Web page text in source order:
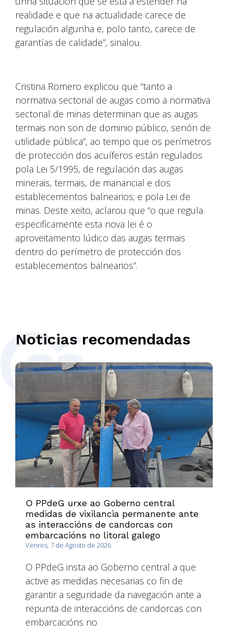
realidade e que na actualidade carece de
regulación algunha e, polo tanto, carece de
garantías de calidade”, sinalou.
Cristina Romero explicou que “tanto a
normativa sectorial de augas como a normativa
sectorial de minas determinan que as augas
termais non son de dominio público, senón de
utilidade pública”, ao tempo que os perímetros
de protección dos acuíferos están regulados
pola Lei 5/1995, de regulación das augas
minerais, termais, de manancial e dos
establecementos balnearios; e pola Lei de
minas. Deste xeito, aclarou que “o que regula
especificamente esta nova lei é o
aproveitamento lúdico das augas termais
dentro do perímetro de protección dos
establecementos balnearios”.
Noticias recomendadas
O PPdeG urxe ao Goberno central
medidas de vixilancia permanente ante
as interaccións de candorcas con
embarcacións no litoral galego
Venres, 7 de Agosto de 2026
O PPdeG insta ao Goberno central a que
active as medidas necesarias co fin de
garantir a seguridade da navegación ante a
repunta de interaccións de candorcas con
embarcacións no